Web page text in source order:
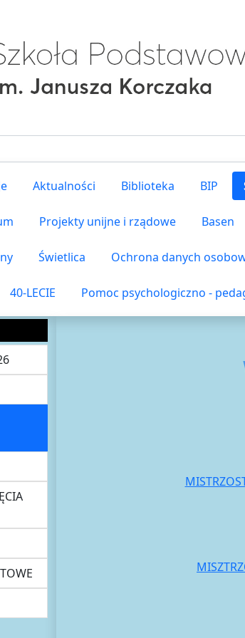
Aktualności Biblioteka BIP
Projekty unijne i rządowe Basen
Świetlica Ochrona danych
40-LECIE Pomoc psychologiczno -